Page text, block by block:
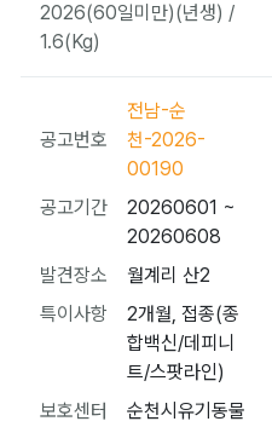
2026(60일미만)(년생) /
1.6(Kg)
공고번호
전남-순
천-2026-
00190
공고기간
20260601 ~
20260608
발견장소
월계리 산2
특이사항
2개월, 접종(종
합백신/데피니
트/스팟라인)
보호센터
순천시유기동물